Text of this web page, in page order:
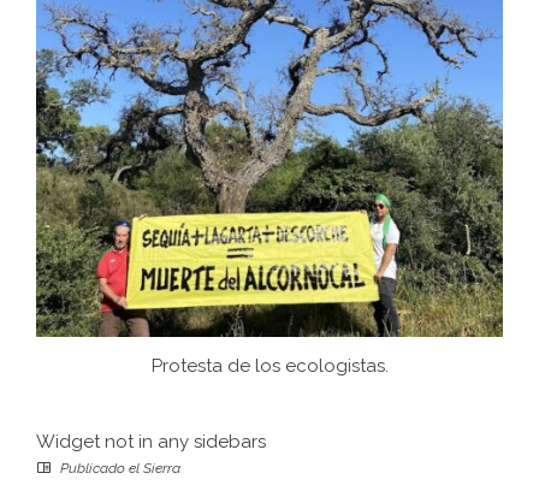
Protesta de los ecologistas.
Widget not in any sidebars
Publicado el Sierra